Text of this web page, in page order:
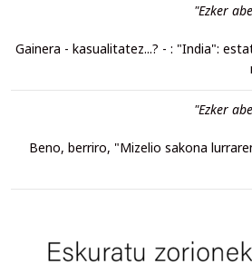
"Ezker
Gainera - kasualitatez...? - : "India":
"Ezker
Beno, berriro, "Mizelio sakona